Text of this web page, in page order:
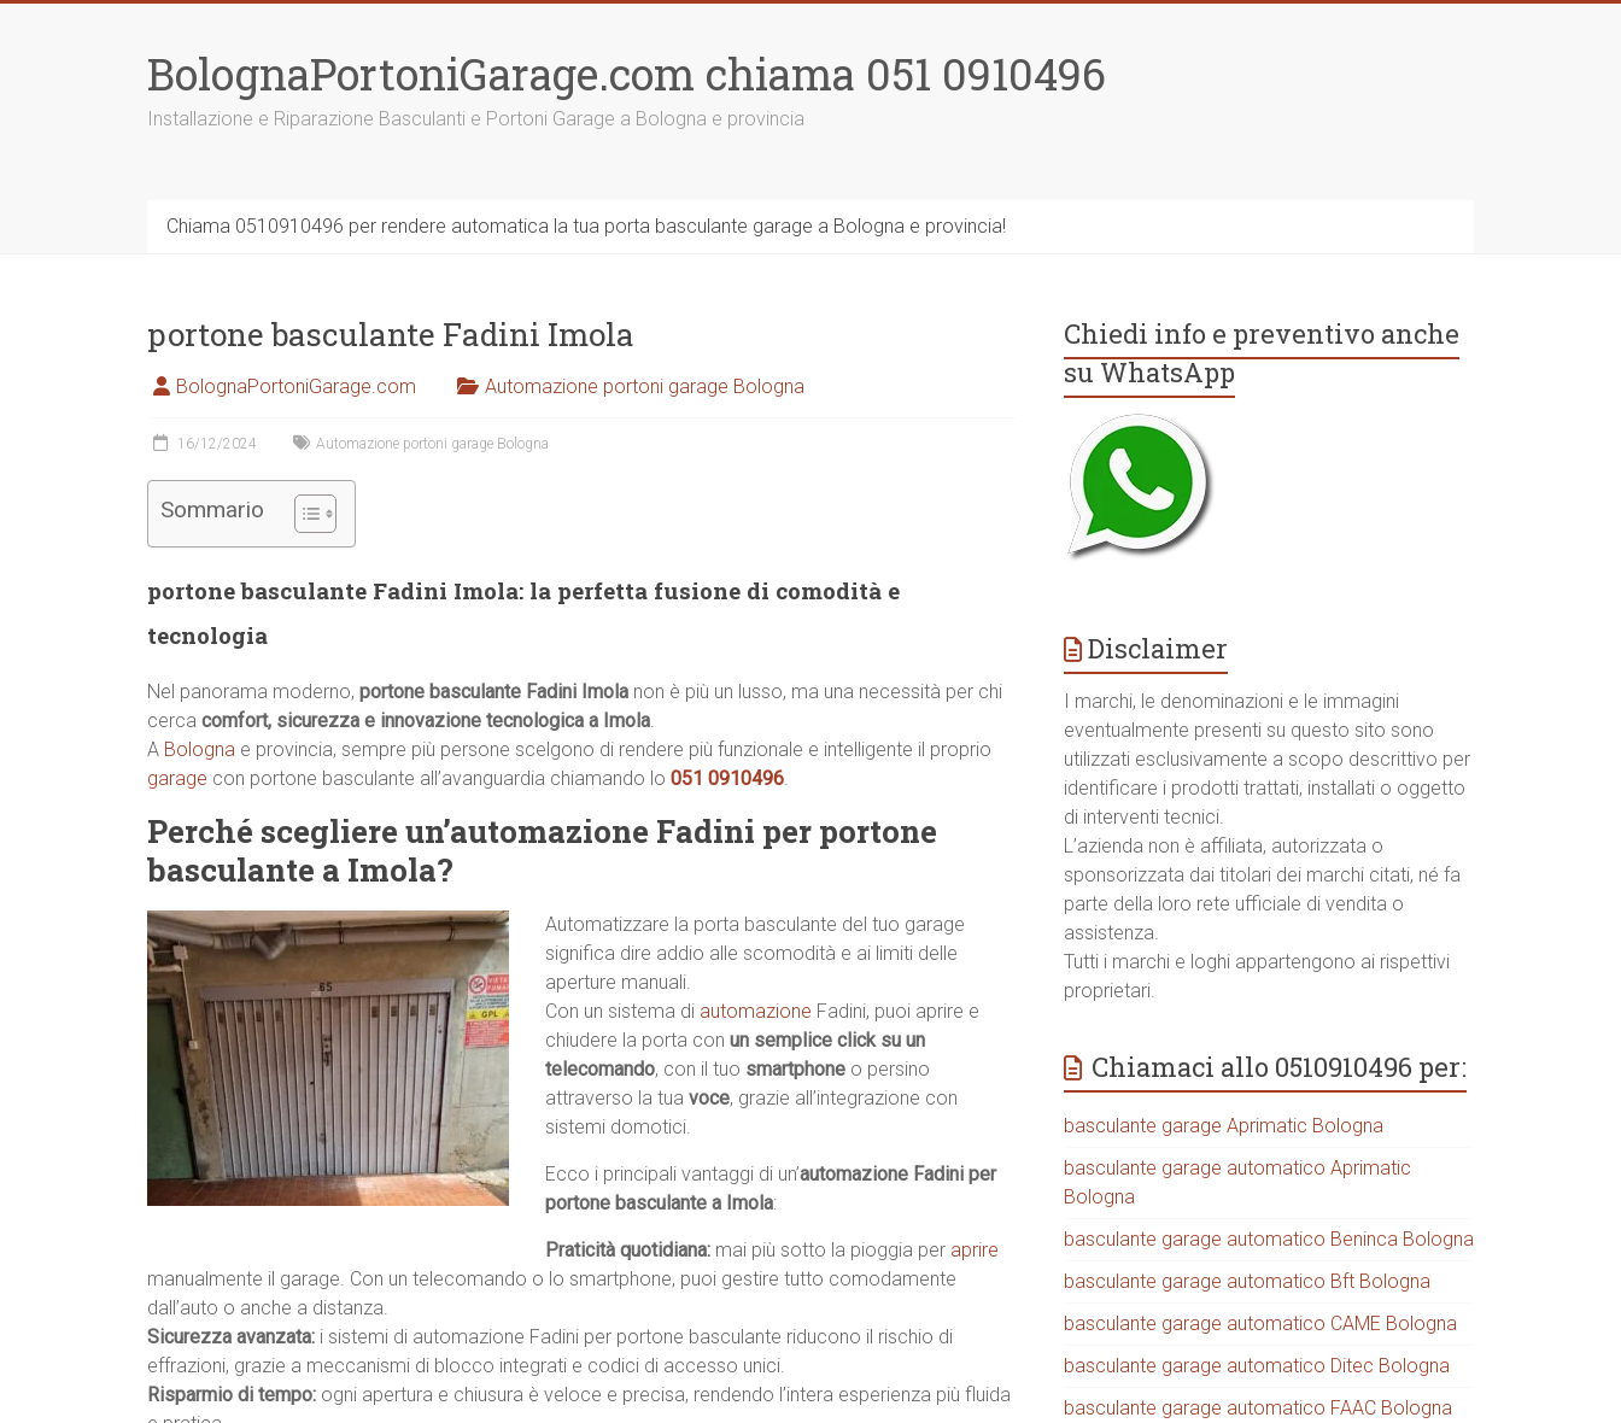
BolognaPortoniGarage.com chiama 051 0910496
Installazione e Riparazione Basculanti e Portoni Garage a Bologna e provincia
Chiama 0510910496 per rendere automatica la tua porta basculante garage a Bologna e provincia!
portone basculante Fadini Imola
BolognaPortoniGarage.com Automazione portoni garage Bologna
16/12/2024 Automazione portoni garage Bologna
Sommario
portone basculante Fadini Imola: la perfetta fusione di comodità e
tecnologia
Nel panorama moderno, portone basculante Fadini Imola non è più un lusso, ma una necessità per chi
cerca comfort, sicurezza e innovazione tecnologica a Imola.
A Bologna e provincia, sempre più persone scelgono di rendere più funzionale e intelligente il proprio
garage con portone basculante all’avanguardia chiamando lo 051 0910496.
Perché scegliere un’automazione Fadini per portone
basculante a Imola?
Automatizzare la porta basculante del tuo garage
significa dire addio alle scomodità e ai limiti delle
aperture manuali.
Con un sistema di automazione Fadini, puoi aprire e
chiudere la porta con un semplice click su un
telecomando, con il tuo smartphone o persino
attraverso la tua voce, grazie all’integrazione con
sistemi domotici.
Ecco i principali vantaggi di un’automazione Fadini per
portone basculante a Imola:
Praticità quotidiana: mai più sotto la pioggia per aprire
manualmente il garage. Con un telecomando o lo smartphone, puoi gestire tutto comodamente
dall’auto o anche a distanza.
Sicurezza avanzata: i sistemi di automazione Fadini per portone basculante riducono il rischio di
effrazioni, grazie a meccanismi di blocco integrati e codici di accesso unici.
Risparmio di tempo: ogni apertura e chiusura è veloce e precisa, rendendo l’intera esperienza più fluida
Chiedi info e preventivo anche
su WhatsApp
Disclaimer
I marchi, le denominazioni e le immagini
eventualmente presenti su questo sito sono
utilizzati esclusivamente a scopo descrittivo per
identificare i prodotti trattati, installati o oggetto
di interventi tecnici.
L’azienda non è affiliata, autorizzata o
sponsorizzata dai titolari dei marchi citati, né fa
parte della loro rete ufficiale di vendita o
assistenza.
Tutti i marchi e loghi appartengono ai rispettivi
proprietari.
Chiamaci allo 0510910496 per:
basculante garage Aprimatic Bologna
basculante garage automatico Aprimatic
Bologna
basculante garage automatico Beninca Bologna
basculante garage automatico Bft Bologna
basculante garage automatico CAME Bologna
basculante garage automatico Ditec Bologna
basculante garage automatico FAAC Bologna